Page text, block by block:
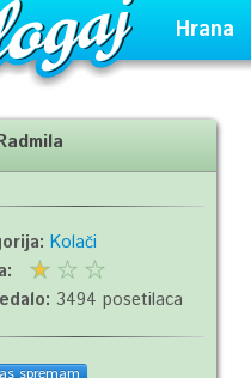
Hrana
Kolači
3494 posetilaca
spremam